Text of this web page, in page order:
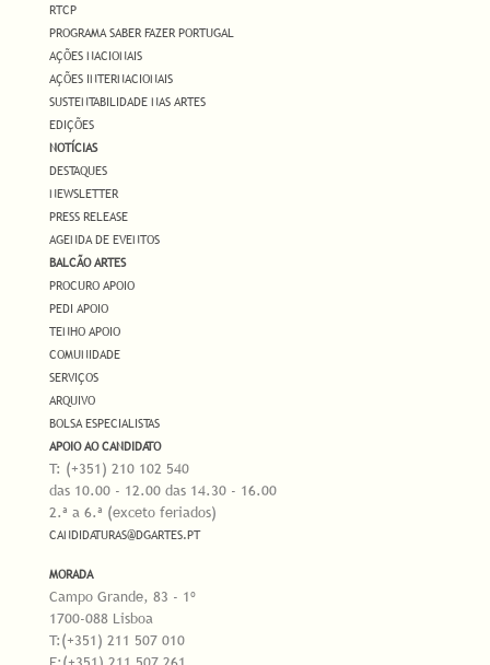
RTCP
PROGRAMA SABER FAZER PORTUGAL
AÇÕES NACIONAIS
AÇÕES INTERNACIONAIS
SUSTENTABILIDADE NAS ARTES
EDIÇÕES
NOTÍCIAS
DESTAQUES
NEWSLETTER
PRESS RELEASE
AGENDA DE EVENTOS
BALCÃO ARTES
PROCURO APOIO
PEDI APOIO
TENHO APOIO
COMUNIDADE
SERVIÇOS
ARQUIVO
BOLSA ESPECIALISTAS
APOIO AO CANDIDATO
T: (+351) 210 102 540
das 10.00 - 12.00 das 14.30 - 16.00
2.ª a 6.ª (exceto feriados)
CANDIDATURAS@DGARTES.PT
MORADA
Campo Grande, 83 - 1º
1700-088 Lisboa
T:(+351) 211 507 010